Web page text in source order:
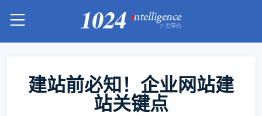
建站前必知！企业网站建
站关键点